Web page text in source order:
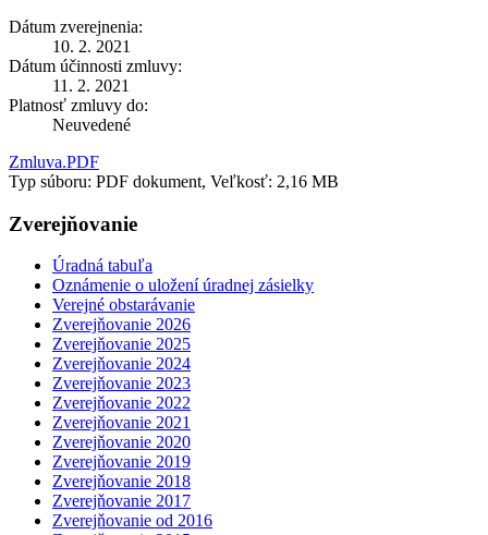
Dátum zverejnenia:
10. 2. 2021
Dátum účinnosti zmluvy:
11. 2. 2021
Platnosť zmluvy do:
Neuvedené
Zmluva.PDF
Typ súboru: PDF dokument, Veľkosť: 2,16 MB
Zverejňovanie
Úradná tabuľa
Oznámenie o uložení úradnej zásielky
Verejné obstarávanie
Zverejňovanie 2026
Zverejňovanie 2025
Zverejňovanie 2024
Zverejňovanie 2023
Zverejňovanie 2022
Zverejňovanie 2021
Zverejňovanie 2020
Zverejňovanie 2019
Zverejňovanie 2018
Zverejňovanie 2017
Zverejňovanie od 2016